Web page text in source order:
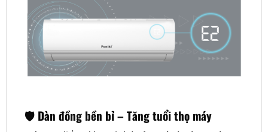
🛡️ Dàn đồng bền bỉ – Tăng tuổi thọ máy